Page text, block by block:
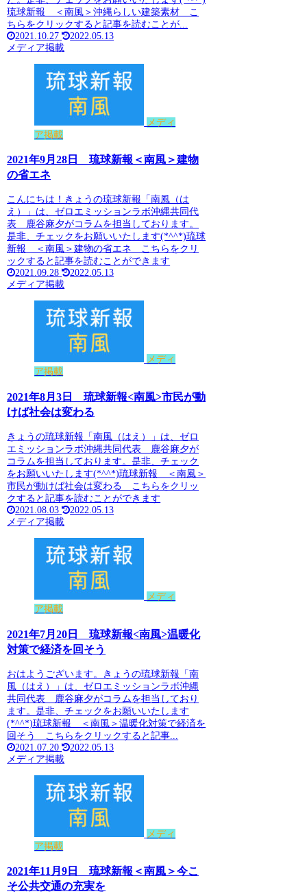
琉球新報 ＜南風＞沖縄らしい建築素材 こ
ちらをクリックすると記事を読むことが...
2021.10.27
2022.05.13
メディア掲載
メディ
ア掲載
2021年9月28日 琉球新報＜南風＞建物
の省エネ
こんにちは！きょうの琉球新報「南風（は
え）」は、ゼロエミッションラボ沖縄共同代
表 鹿谷麻夕がコラムを担当しております。
是非、チェックをお願いいたします(*^^*)琉球
新報 ＜南風＞建物の省エネ こちらをクリ
ックすると記事を読むことができます
2021.09.28
2022.05.13
メディア掲載
メディ
ア掲載
2021年8月3日 琉球新報<南風>市民が動
けば社会は変わる
きょうの琉球新報「南風（はえ）」は、ゼロ
エミッションラボ沖縄共同代表 鹿谷麻夕が
コラムを担当しております。是非、チェック
をお願いいたします(*^^*)琉球新報 ＜南風＞
市民が動けば社会は変わる こちらをクリッ
クすると記事を読むことができます
2021.08.03
2022.05.13
メディア掲載
メディ
ア掲載
2021年7月20日 琉球新報<南風>温暖化
対策で経済を回そう
おはようございます。きょうの琉球新報「南
風（はえ）」は、ゼロエミッションラボ沖縄
共同代表 鹿谷麻夕がコラムを担当しており
ます。是非、チェックをお願いいたします
(*^^*)琉球新報 ＜南風＞温暖化対策で経済を
回そう こちらをクリックすると記事...
2021.07.20
2022.05.13
メディア掲載
メディ
ア掲載
2021年11月9日 琉球新報＜南風＞今こ
そ公共交通の充実を